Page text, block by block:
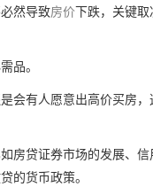
然导致房价下跌，关键
品。
会有人愿意出高价买房
房贷证券市场的发展、
的货币政策。